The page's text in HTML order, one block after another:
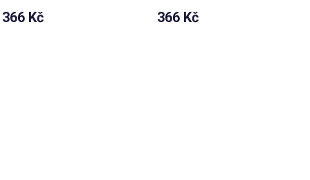
366 Kč 366 Kč